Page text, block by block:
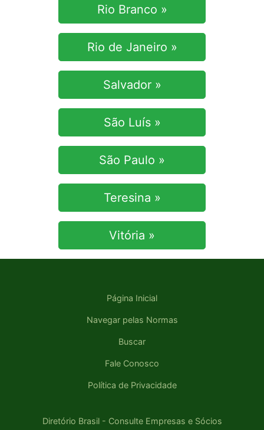
Rio Branco »
Rio de Janeiro »
Salvador »
São Luís »
São Paulo »
Teresina »
Vitória »
Página Inicial
Navegar pelas Normas
Buscar
Fale Conosco
Política de Privacidade
Diretório Brasil - Consulte Empresas e Sócios